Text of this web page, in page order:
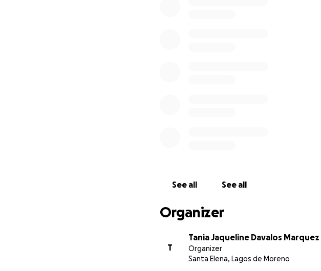
See all See all
Organizer
T
Tania Jaqueline Davalos Marquez
Organizer
Santa Elena, Lagos de Moreno